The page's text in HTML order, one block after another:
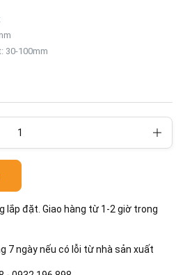
30-100mm
lắp đặt. Giao hàng từ 1-2 giờ trong
7 ngày nếu có lỗi từ nhà sản xuất